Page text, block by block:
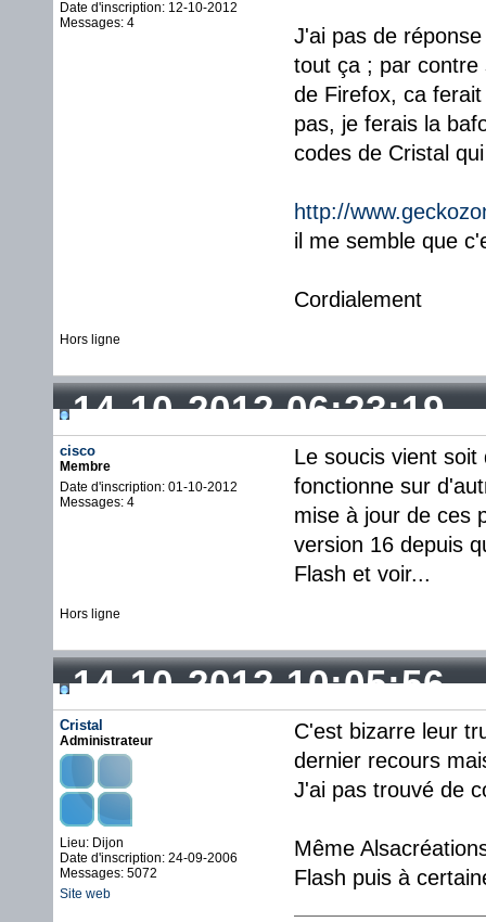
Date d'inscription: 12-10-2012
Messages: 4
J'ai pas de
tout ça ; par contre
de Firefox, ca
pas, je ferais la
codes de Cristal
http://
il me semble que
Cordialement
Hors ligne
14-10-2012 06:23:19
cisco
Membre
Date d'inscription: 01-10-2012
Messages: 4
Le soucis vient
fonctionne sur
mise à jour de ces
version 16 depuis
Flash et voir...
Hors ligne
14-10-2012 10:05:56
Cristal
Administrateur
Lieu: Dijon
Date d'inscription: 24-09-2006
Messages: 5072
Site web
C'est bizarre leur
dernier recours
J'ai pas trouvé de
Même
Flash puis à